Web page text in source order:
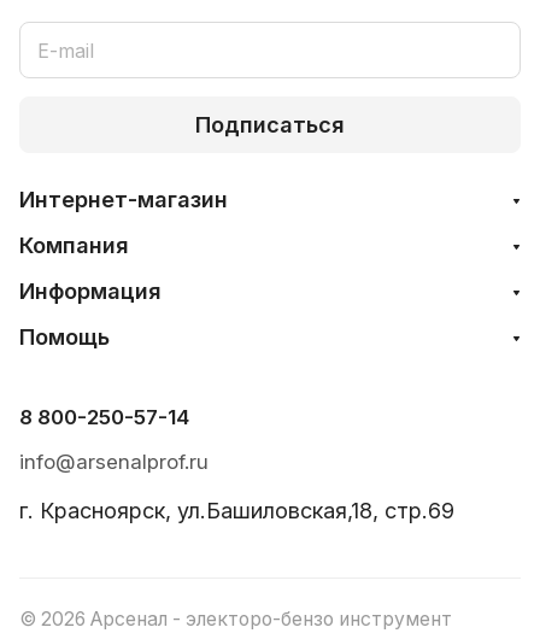
Подписаться
Интернет-магазин
Компания
Информация
Помощь
8 800-250-57-14
info@arsenalprof.ru
г. Красноярск, ул.Башиловская,18, стр.69
© 2026 Арсенал - электоро-бензо инструмент